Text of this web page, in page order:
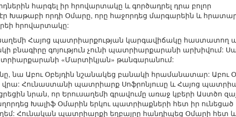
հարգել իր հրովարտակը և գործադրել դրա բոլոր
Խաթաբի որդի Օմարը, որը հաջորդեց մարգարեին և
հրովարտակը:
Հայոց պատրիարքության կարգավիճակը հաստատող
գոյություն չունի պատրիարքարանի արխիվում:
«Մարտիկյան» թանգարանում:
նա Աբու Օբեյդին նշանակեց բանակի հրամանատար: Աբու
վրա: Հունաստանի պատրիարք Սոֆրոնյուսը և Հայոց
նրան, որ Երուսաղեմի գրավումը առաջ կբերի Աստծո
Խալիֆ Օմարին երկու պատրիաքների հետ իր ունեցած
Հունական պատրիարքի եղբայրը հանդիպեց Օմարի հետ և